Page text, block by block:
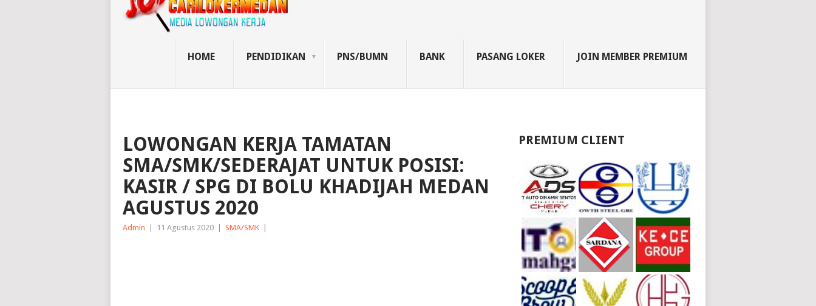
HOME PENDIDIKAN PNS/BUMN BANK PASANG LOKER JOIN MEMBER PREMIUM
LOWONGAN KERJA TAMATAN
SMA/SMK/SEDERAJAT UNTUK POSISI:
KASIR / SPG DI BOLU KHADIJAH MEDAN
AGUSTUS 2020
Admin 11 Agustus 2020 SMA/SMK
PREMIUM CLIENT